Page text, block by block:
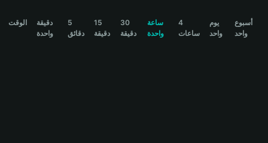
বাংলাالوقت
دقيقة
واحدة
5
دقائق
15
دقيقة
30
دقيقة
ساعة
واحدة
4
ساعات
يوم
واحد
أسبوع
واحد